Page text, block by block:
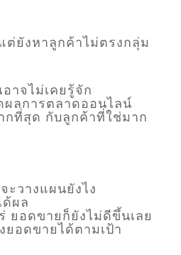
ต่ยังหาลูกค้าไม่ตรงกลุ่ม
าจไม่เคยรู้จัก
ลการตลาดออนไลน์
ที่สุด กับลูกค้าที่ใช่มาก
วางแผนยังไง
ด้ผล
ยอดขายก็ยังไม่ดีขึ้นเลย
อดขายได้ตามเป้า